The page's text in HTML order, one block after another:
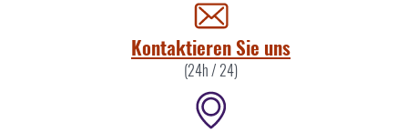
Kontaktieren Sie uns
(24h / 24)